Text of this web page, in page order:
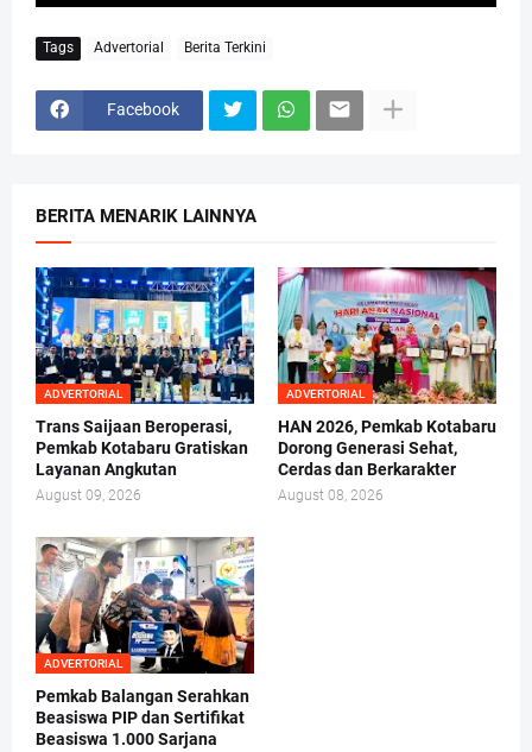
Tags Advertorial Berita Terkini
Facebook
BERITA MENARIK LAINNYA
ADVERTORIAL
Trans Saijaan Beroperasi,
Pemkab Kotabaru Gratiskan
Layanan Angkutan
August 09, 2026
ADVERTORIAL
HAN 2026, Pemkab Kotabaru
Dorong Generasi Sehat,
Cerdas dan Berkarakter
August 08, 2026
ADVERTORIAL
Pemkab Balangan Serahkan
Beasiswa PIP dan Sertifikat
Beasiswa 1.000 Sarjana